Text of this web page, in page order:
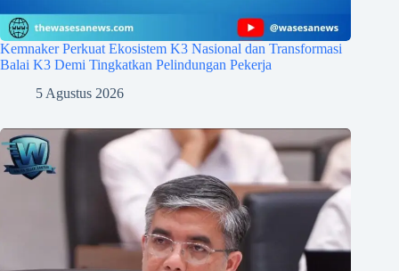
Kemnaker Perkuat Ekosistem K3 Nasional dan Transformasi
Balai K3 Demi Tingkatkan Pelindungan Pekerja
5 Agustus 2026